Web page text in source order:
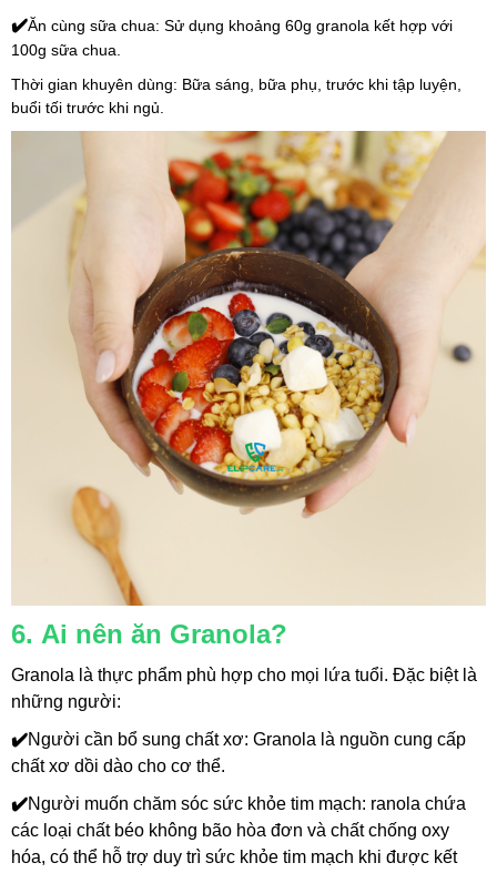
✔️Ăn cùng sữa chua: Sử dụng khoảng 60g granola kết hợp với
100g sữa chua.
Thời gian khuyên dùng: Bữa sáng, bữa phụ, trước khi tập luyện,
buổi tối trước khi ngủ.
6. Ai nên ăn Granola?
Granola là thực phẩm phù hợp cho mọi lứa tuổi. Đặc biệt là
những người:
✔️Người cần bổ sung chất xơ: Granola là nguồn cung cấp
chất xơ dồi dào cho cơ thể.
✔️Người muốn chăm sóc sức khỏe tim mạch: ranola chứa
các loại chất béo không bão hòa đơn và chất chống oxy
hóa, có thể hỗ trợ duy trì sức khỏe tim mạch khi được kết